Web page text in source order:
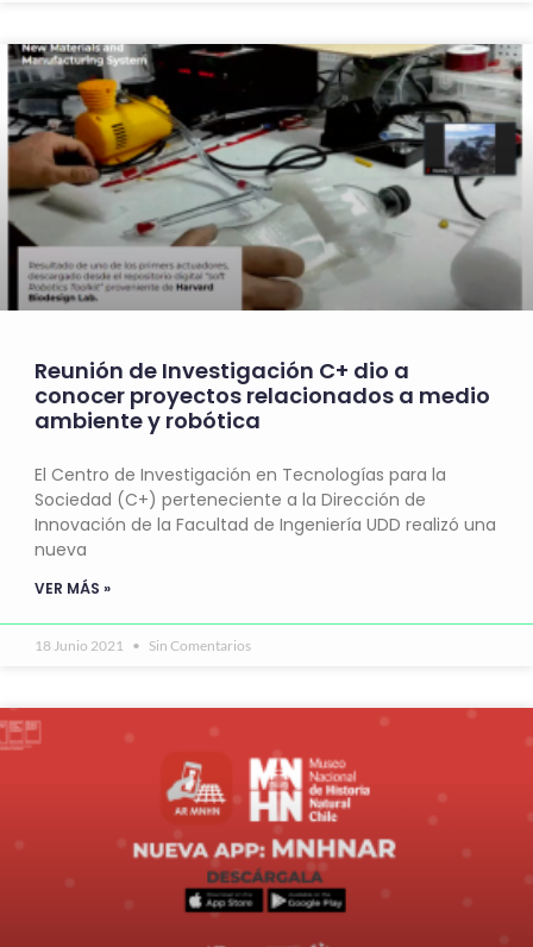
Reunión de Investigación C+ dio a
conocer proyectos relacionados a medio
ambiente y robótica
El Centro de Investigación en Tecnologías para la
Sociedad (C+) perteneciente a la Dirección de
Innovación de la Facultad de Ingeniería UDD realizó una
nueva
VER MÁS »
18 Junio 2021 Sin Comentarios